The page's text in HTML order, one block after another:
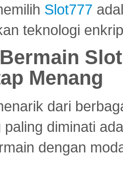
Slot777
teknologi
Menang
dari
paling diminati
dengan